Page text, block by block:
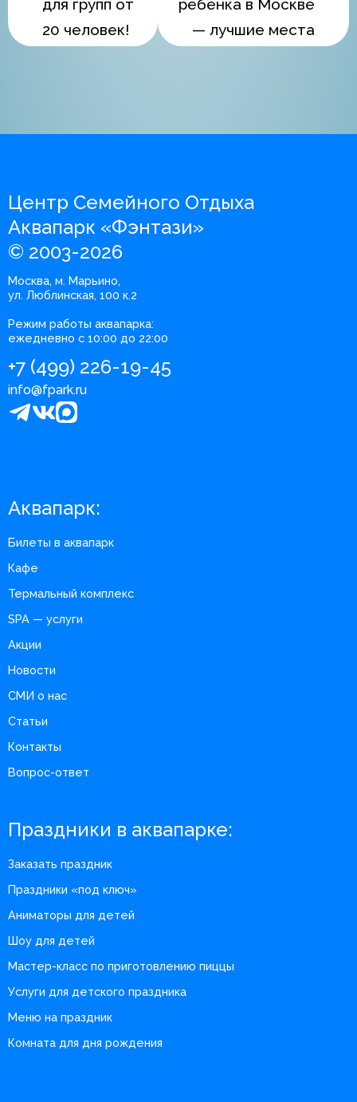
для групп от
20 человек!
ребенка в Москве
— лучшие места
Центр Семейного Отдыха
Аквапарк «Фэнтази»
© 2003-2026
Москва, м. Марьино,
ул. Люблинская, 100 к.2
Режим работы аквапарка:
ежедневно с 10:00 до 22:00
+7 (499) 226-19-45
info@fpark.ru
Аквапарк:
Билеты в аквапарк
Кафе
Термальный комплекс
SPA — услуги
Акции
Новости
СМИ о нас
Статьи
Контакты
Вопрос-ответ
Праздники в аквапарке:
Заказать праздник
Праздники «под ключ»
Аниматоры для детей
Шоу для детей
Мастер-класс по приготовлению пиццы
Услуги для детского праздника
Меню на праздник
Комната для дня рождения